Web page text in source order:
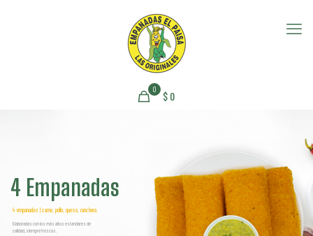
0
$ 0
4 empanadas | carne, pollo, queso, ranchera.
4 Empanadas
Elaboradas con los más altos estandares de
calidad, siempre frescas.